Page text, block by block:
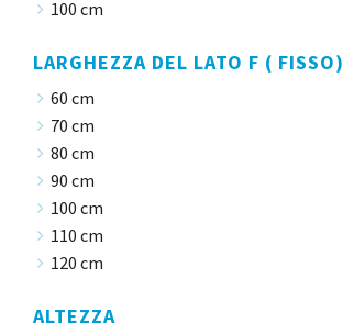
100 cm
LARGHEZZA DEL LATO F ( FISSO)
60 cm
70 cm
80 cm
90 cm
100 cm
110 cm
120 cm
ALTEZZA